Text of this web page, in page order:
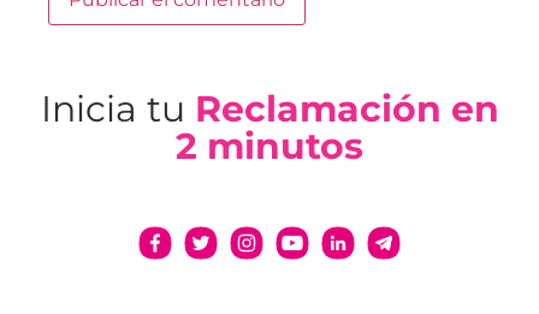
Inicia tu Reclamación en
2 minutos